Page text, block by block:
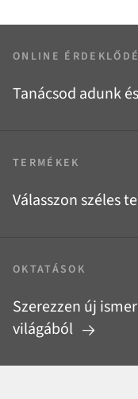
ONLINE
Tanácsod adunk
TERMÉKEK
Válasszon széles
OKTATÁSOK
Szerezzen új
világából